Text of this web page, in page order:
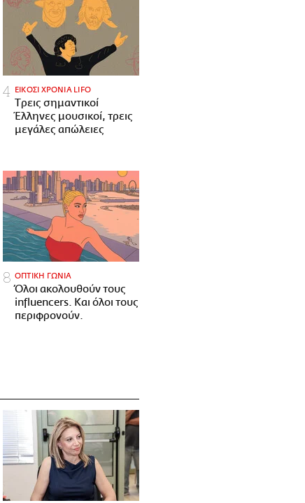
ΕΙΚΟΣΙ ΧΡΟΝΙΑ LIFO
Tρεις σημαντικοί
Έλληνες μουσικοί, τρεις
μεγάλες απώλειες
ΟΠΤΙΚΗ ΓΩΝΙΑ
Όλοι ακολουθούν τους
influencers. Και όλοι τους
περιφρονούν.